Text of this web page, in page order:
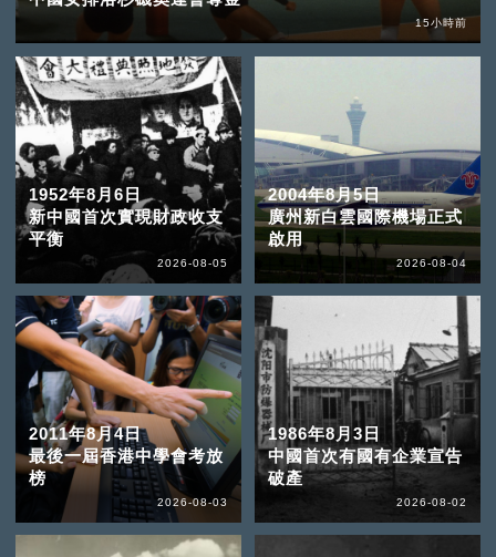
15小時前
1952年8月6日
新中國首次實現財政收支
平衡
2026-08-05
2004年8月5日
廣州新白雲國際機場正式
啟用
2026-08-04
2011年8月4日
最後一屆香港中學會考放
榜
2026-08-03
1986年8月3日
中國首次有國有企業宣告
破產
2026-08-02